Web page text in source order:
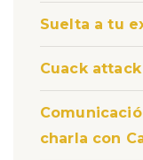
Suelta a tu
Cuack attack
charla con